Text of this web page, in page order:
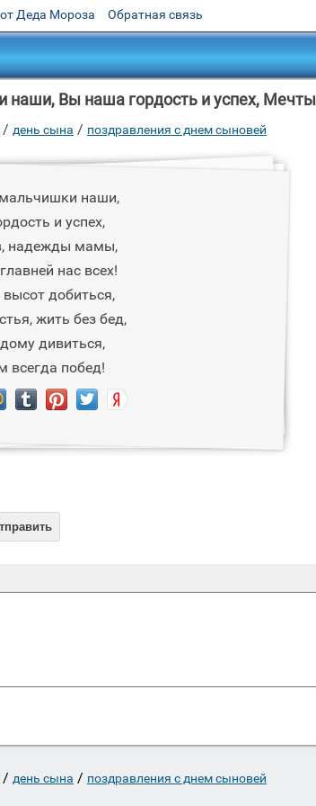
Деда Мороза Обратная связь
Вы наша гордость и успех,
/ день сына / поздравления с днем сыновей
наши,
и успех,
надежды мамы,
нас всех!
добиться,
жить без бед,
дивиться,
всегда побед!
/ день сына / поздравления с днем сыновей